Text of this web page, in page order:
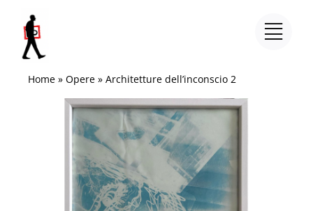
contenuto
Home» Opere» Architetture dell’inconscio 2